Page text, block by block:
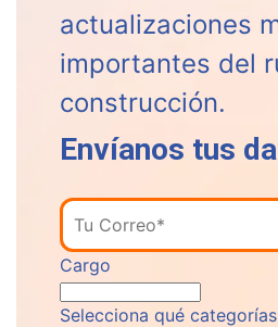
actualizaciones
importantes del
construcción.
Envíanos tus
Cargo
Selecciona qué